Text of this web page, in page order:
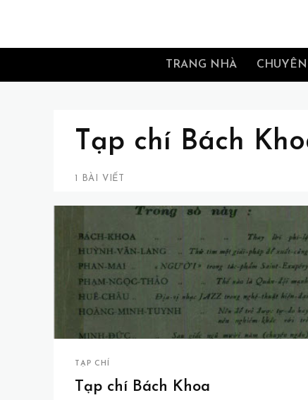
TRANG NHÀ
Tạp chí Bách
1 BÀI VIẾT
TẠP CHÍ
Tạp chí Bách Khoa